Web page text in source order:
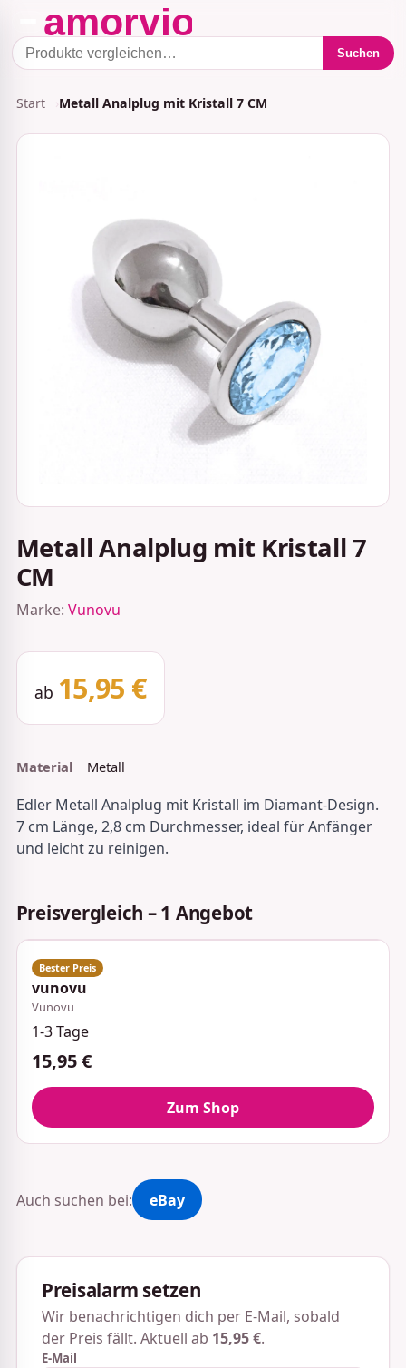
Suchen
Start Metall Analplug mit Kristall 7 CM
Metall Analplug mit Kristall 7
CM
Marke: Vunovu
ab 15,95 €
Material Metall
Edler Metall Analplug mit Kristall im Diamant-Design.
7 cm Länge, 2,8 cm Durchmesser, ideal für Anfänger
und leicht zu reinigen.
Preisvergleich – 1 Angebot
vunovu
Vunovu
1-3 Tage
15,95 €
Zum Shop
Auch suchen bei: eBay
Preisalarm setzen
Wir benachrichtigen dich per E-Mail, sobald
der Preis fällt. Aktuell ab 15,95 €.
E-Mail